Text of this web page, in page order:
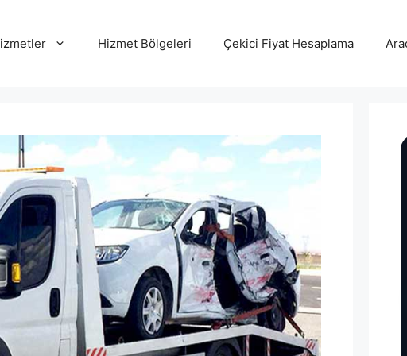
Hizmet Bölgeleri Çekici Fiyat Hesaplama